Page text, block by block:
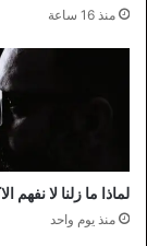
منذ 16 ساعة
لماذا ما زلنا لا نفهم
منذ يوم واحد